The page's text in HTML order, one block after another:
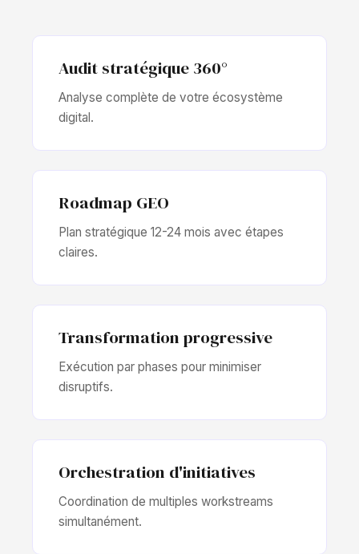
Audit stratégique 360°
Analyse complète de votre écosystème
digital.
Roadmap GEO
Plan stratégique 12-24 mois avec étapes
claires.
Transformation progressive
Exécution par phases pour minimiser
disruptifs.
Orchestration d'initiatives
Coordination de multiples workstreams
simultanément.